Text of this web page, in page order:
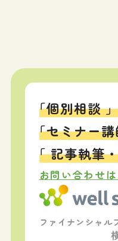
「個別相談
「セミナー
「 記事執筆
お問い合わせ
ファイナンシャル